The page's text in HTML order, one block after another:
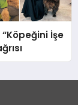
İşe